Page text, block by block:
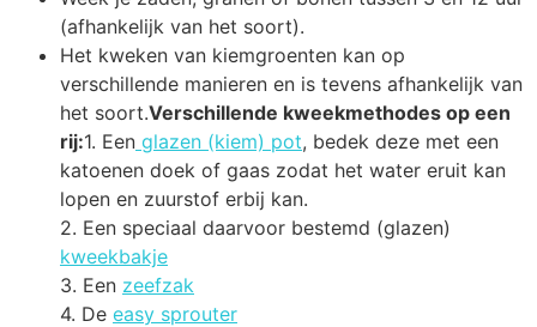
(afhankelijk van het soort).
Het kweken van kiemgroenten kan op
verschillende manieren en is tevens afhankelijk van
het soort.Verschillende kweekmethodes op een
rij:1. Een glazen (kiem) pot, bedek deze met een
katoenen doek of gaas zodat het water eruit kan
lopen en zuurstof erbij kan.
2. Een speciaal daarvoor bestemd (glazen)
kweekbakje
3. Een zeefzak
4. De easy sprouter